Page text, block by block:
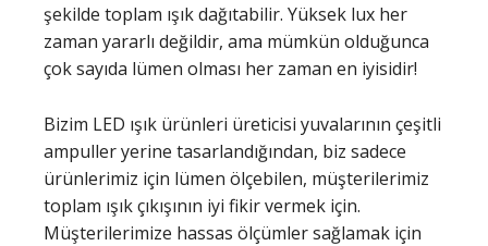
şekilde toplam ışık dağıtabilir. Yüksek lux her
zaman yararlı değildir, ama mümkün olduğunca
çok sayıda lümen olması her zaman en iyisidir!
Bizim LED ışık ürünleri üreticisi yuvalarının çeşitli
ampuller yerine tasarlandığından, biz sadece
ürünlerimiz için lümen ölçebilen, müşterilerimiz
toplam ışık çıkışının iyi fikir vermek için.
Müşterilerimize hassas ölçümler sağlamak için